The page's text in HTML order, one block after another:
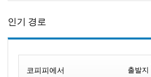
인기 경로
코피피에서 출발지